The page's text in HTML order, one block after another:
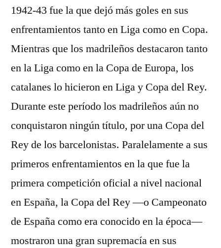
1942-43 fue la que dejó más goles en sus
enfrentamientos tanto en Liga como en Copa.
Mientras que los madrileños destacaron tanto
en la Liga como en la Copa de Europa, los
catalanes lo hicieron en Liga y Copa del Rey.
Durante este período los madrileños aún no
conquistaron ningún título, por una Copa del
Rey de los barcelonistas. Paralelamente a sus
primeros enfrentamientos en la que fue la
primera competición oficial a nivel nacional
en España, la Copa del Rey —o Campeonato
de España como era conocido en la época—
mostraron una gran supremacía en sus